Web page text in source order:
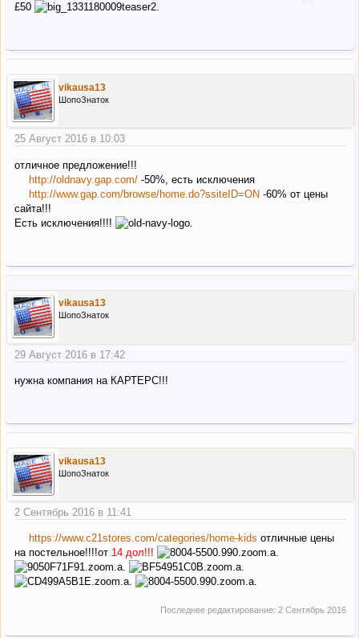
£50
vikausa13
ШопоЗнаток
25 Август 2016 в 10:03
отличное предложение!!!
http://oldnavy.gap.com/ -50%, есть исключения
http://www.gap.com/browse/home.do?ssiteID=ON -60% от цены
сайта!!!
Есть исключения!!!!
vikausa13
ШопоЗнаток
29 Август 2016 в 17:42
нужна компания на КАРТЕРС!!!
vikausa13
ШопоЗнаток
2 Сентябрь 2016 в 11:41
https://www.c21stores.com/categories/home-kids отличные цены
на постельное!!!!от 14 дол!!!
Последнее редактирование: 2 Сентябрь 2016